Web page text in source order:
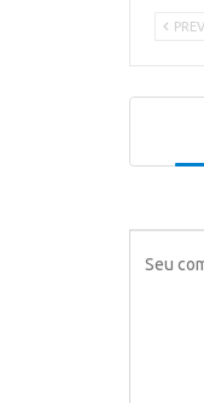
PREV